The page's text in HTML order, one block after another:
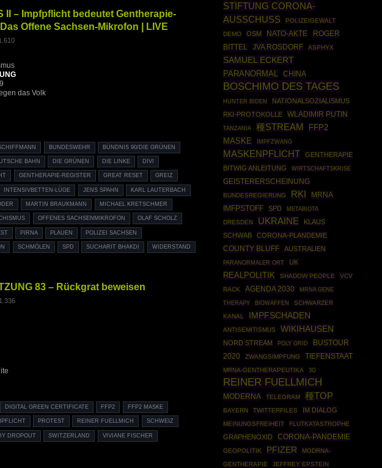
II – Impfpflicht bedeutet Gentherapie-
Offene Sachsen-Mikrofon | LIVE
das Volk
BUNDESWEHR BÜNDNIS 90/DIE GRÜNEN
BAHN DIE GRÜNEN DIE LINKE DIVI
GENTHERAPIE-REGISTER GREAT RESET GREIZ
INTENSIVBETTEN-LÜGE JENS SPAHN KARL LAUTERBACH
MARTIN BRAUKMANN MICHAEL KRETSCHMER
OFFENES SACHSENMIKROFON OLAF SCHOLZ
PIRNA PLAUEN POLIZEI SACHSEN
SCHMÖLEN SPD SUCHARIT BHAKDI WIDERSTAND
83 – Rückgrat beweisen
1.336
DIGITAL GREEN CERTIFICATE FFP2 FFP2 MASKE
PROTEST REINER FUELLMICH SCHWEIZ
DROPOUT SWITZERLAND VIVIANE FISCHER
STIFTUNG CORONA-
AUSSCHUSS
POLIZEIGEWALT
DEMO
OSM NATO-AKTE
ROGER
BITTEL JVA ROSDORF ASPHYX
SAMUEL ECKERT
PARANORMAL CHINA
BOSCHIMO DES TAGES
HUNTER BIDEN
NATIONALSOZIALISMUS
RKI-PROTOKOLLE
WLADIMIR PUTIN
TANZANIA 種STREAM
FFP2
MASKE
IMPFZWANG
MASKENPFLICHT
GENTHERAPIE
BITWIG ANLEITUNG
WIRTSCHAFTSKRISE
GEISTERERSCHEINUNG
BUNDESREGIERUNG RKI
MRNA
IMFPSTOFF
SPD METABIOTA
DRESDEN UKRAINE
KLAUS
SCHWAB
CORONA-PLANDEMIE
COUNTY BLUFF AUSTRALIEN
PARANORMALER ORT UK
REALPOLITIK SHADOW PEOPLE
VCV
RACK
AGENDA 2030
MRNA GENE
THERAPY
BIOWAFFEN
SCHWARZER
KANAL
IMPFSCHADEN
ANTISEMITISMUS WIKIHAUSEN
NORD STREAM POLY GRID
BUSTOUR
2020
ZWANGSIMPFUNG TIEFENSTAAT
MRNA-GENTHERAPEUTIKA 3G
REINER FUELLMICH
MODERNA TELEGRAM 種TOP
BAYERN TWITTERFILES IM DIALOG
MEINUNGSFREIHEIT FLUTKATASTROPHE
GRAPHENOXID CORONA-PANDEMIE
GEOPOLITIK PFIZER
MODRNA-
GENTHERAPIE
JEFFREY EPSTEIN